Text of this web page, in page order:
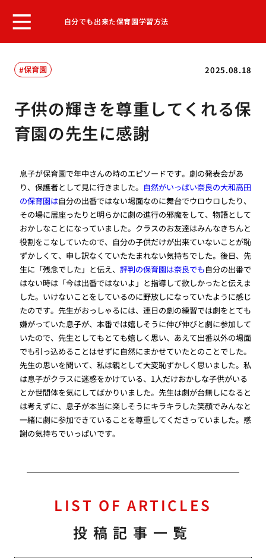
自分でも出来た保育園学習方法
2025.08.18
保育園
子供の輝きを尊重してくれる保
育園の先生に感謝
息子が保育園で年中さんの時のエピソードです。劇の発表会があ
り、保護者として見に行きました。 自然がいっぱい奈良の大和高田
の保育園は自分の出番ではない場面なのに舞台でウロウロしたり、
その場に居座ったりと明らかに劇の進行の邪魔をして、物語として
おかしなことになっていました。クラスのお友達はみんなきちんと
役割をこなしていたので、自分の子供だけが出来ていないことが恥
ずかしくて、申し訳なくていたたまれない気持ちでした。後日、先
生に「残念でした」と伝え、評判の保育園は奈良でも自分の出番で
はない時は「今は出番ではないよ」と指導して欲しかったと伝えま
した。いけないことをしているのに野放しになっていたように感じ
たのです。先生がおっしゃるには、連日の劇の練習では劇をとても
嫌がっていた息子が、本番では嬉しそうに伸び伸びと劇に参加して
いたので、先生としてもとても嬉しく思い、あえて出番以外の場面
でも引っ込めることはせずに自然にまかせていたとのことでした。
先生の思いを聞いて、私は親として大変恥ずかしく思いました。私
は息子がクラスに迷惑をかけている、1人だけおかしな子供がいる
とか世間体を気にしてばかりいました。先生は劇が台無しになると
は考えずに、息子が本当に楽しそうにキラキラした笑顔でみんなと
一緒に劇に参加できていることを尊重してくださっていました。感
謝の気持ちでいっぱいです。
LIST OF ARTICLES
投稿記事一覧